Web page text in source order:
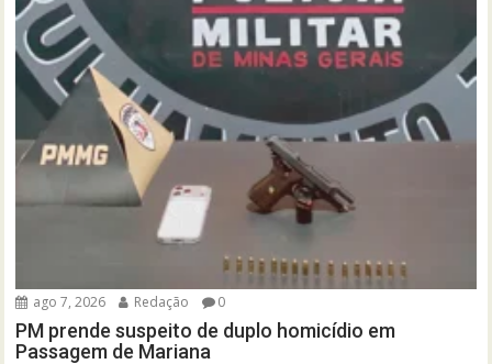
ago 7, 2026 Redação 0
PM prende suspeito de duplo homicídio em
Passagem de Mariana